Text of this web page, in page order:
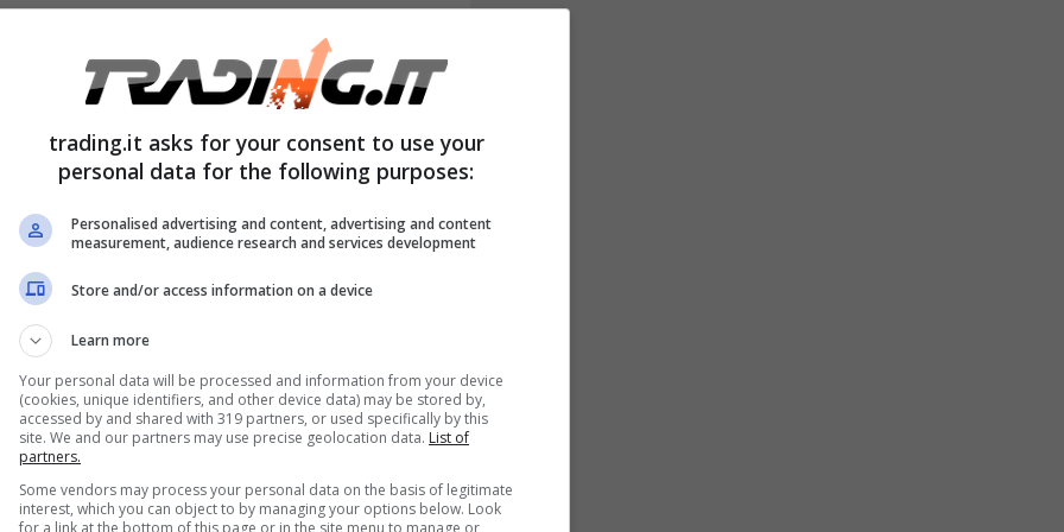
festivitànatalizie la domanda che
particolari si pongono sono tutte
alla natura delle tredicesima mensilità
che generalmente il pagamento della
chiede inoltre della quattordicesima,
iniziative vanno di pari passo nei vari
la tredicesima, però
mensilità infatti è riconosciuta infatti
cosa succede in
trading.it asks for your consent to use your
personal data for the following purposes:
Personalised advertising and content, advertising and content
measurement, audience research and services development
Store and/or access information on a device
Learn more
Your personal data will be processed and information from your device
(cookies, unique identifiers, and other device data) may be stored by,
accessed by and shared with 319 partners, or used specifically by this
site. We and our partners may use precise geolocation data. List of
partners.
Some vendors may process your personal data on the basis of legitimate
interest, which you can object to by managing your options below. Look
for a link at the bottom of this page or in the site menu to manage or